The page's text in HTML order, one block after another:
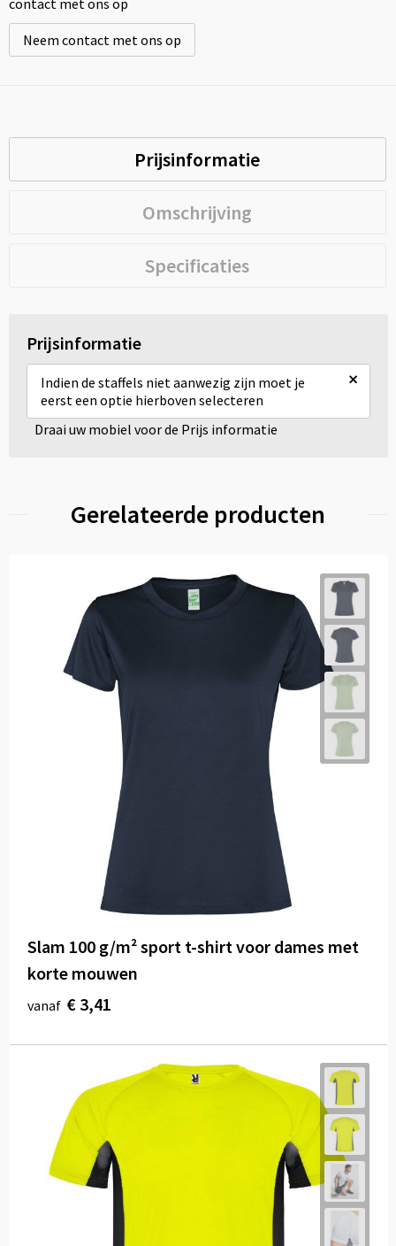
contact met ons op
Neem contact met ons op
Prijsinformatie
Omschrijving
Specificaties
Prijsinformatie
Indien de staffels niet aanwezig zijn moet je
eerst een optie hierboven selecteren
×
Draai uw mobiel voor de Prijs informatie
Gerelateerde producten
Slam 100 g/m² sport t-shirt voor dames met
korte mouwen
vanaf € 3,41